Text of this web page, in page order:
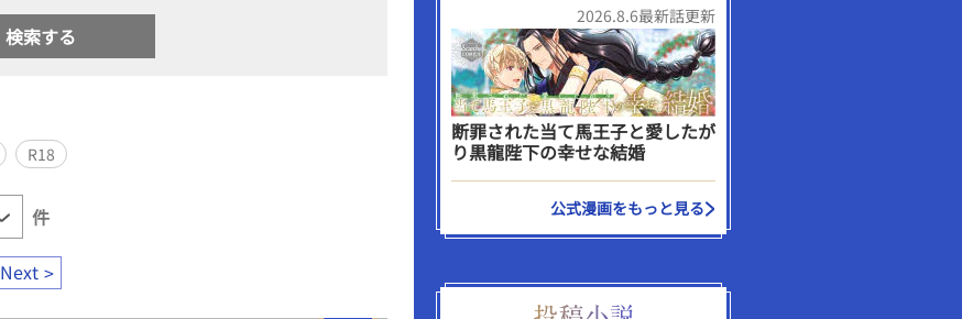
R18
件
Next
2026.8.6最新話更新
断罪された当て馬王子と愛したが
り黒龍陛下の幸せな結婚
公式漫画をもっと見る